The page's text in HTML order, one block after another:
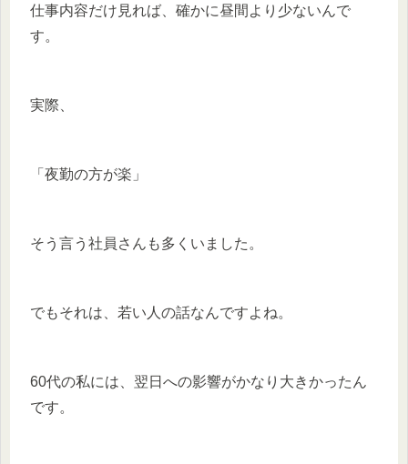
仕事内容だけ見れば、確かに昼間より少ないんで
す。
実際、
「夜勤の方が楽」
そう言う社員さんも多くいました。
でもそれは、若い人の話なんですよね。
60代の私には、翌日への影響がかなり大きかったん
です。